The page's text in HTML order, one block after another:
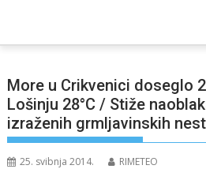
More u Crikvenici doseglo
Lošinju 28°C / Stiže
izraženih grmljavinskih
25. svibnja 2014. RIMETEO